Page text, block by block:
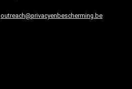
outreach@privacyenbescherming.be